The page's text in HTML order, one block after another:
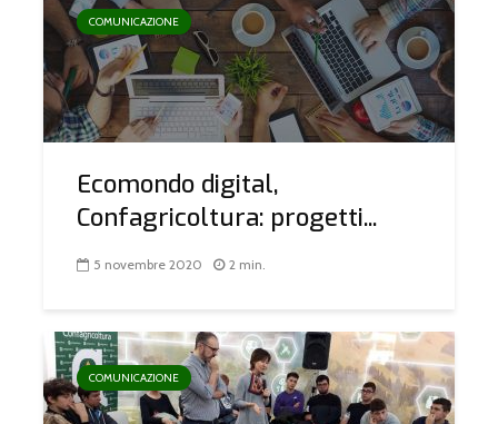
COMUNICAZIONE
Ecomondo digital,
Confagricoltura: progetti...
5 novembre 2020 2 min.
COMUNICAZIONE